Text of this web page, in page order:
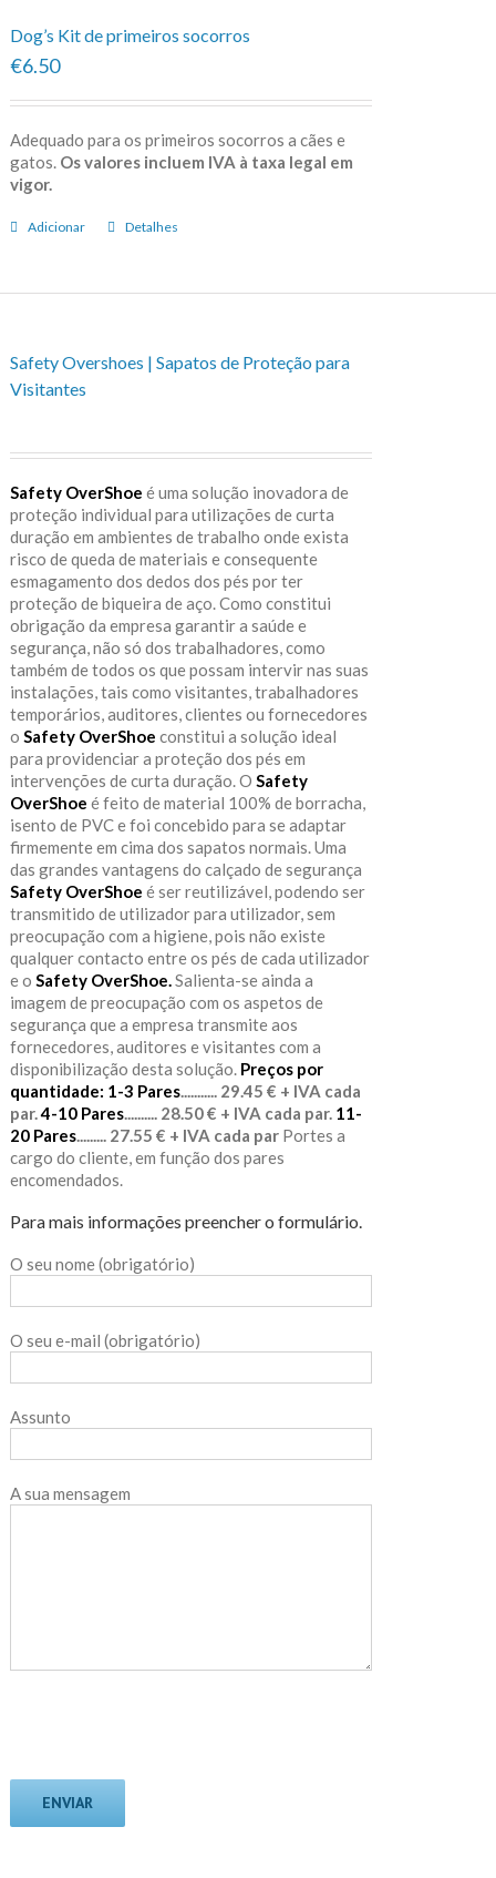
Dog’s Kit de primeiros socorros
€6.50
Adequado para os primeiros socorros a cães e
gatos. Os valores incluem IVA à taxa legal em
vigor.
Adicionar Detalhes
Safety Overshoes | Sapatos de Proteção para
Visitantes
Safety OverShoe é uma solução inovadora de
proteção individual para utilizações de curta
duração em ambientes de trabalho onde exista
risco de queda de materiais e consequente
esmagamento dos dedos dos pés por ter
proteção de biqueira de aço. Como constitui
obrigação da empresa garantir a saúde e
segurança, não só dos trabalhadores, como
também de todos os que possam intervir nas suas
instalações, tais como visitantes, trabalhadores
temporários, auditores, clientes ou fornecedores
o Safety OverShoe constitui a solução ideal
para providenciar a proteção dos pés em
intervenções de curta duração. O Safety
OverShoe é feito de material 100% de borracha,
isento de PVC e foi concebido para se adaptar
firmemente em cima dos sapatos normais. Uma
das grandes vantagens do calçado de segurança
Safety OverShoe é ser reutilizável, podendo ser
transmitido de utilizador para utilizador, sem
preocupação com a higiene, pois não existe
qualquer contacto entre os pés de cada utilizador
e o Safety OverShoe. Salienta-se ainda a
imagem de preocupação com os aspetos de
segurança que a empresa transmite aos
fornecedores, auditores e visitantes com a
disponibilização desta solução. Preços por
quantidade: 1-3 Pares........... 29.45 € + IVA cada
par. 4-10 Pares.......... 28.50 € + IVA cada par. 11-
20 Pares......... 27.55 € + IVA cada parPortes a
cargo do cliente, em função dos pares
encomendados.
Para mais informações preencher o formulário.
O seu nome (obrigatório)
O seu e-mail (obrigatório)
Assunto
A sua mensagem